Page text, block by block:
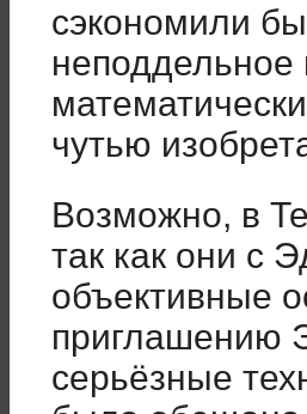
сэкономили
неподдельное
чутью
Возможно, в
так как они с
объективные
приглашению
серьёзные